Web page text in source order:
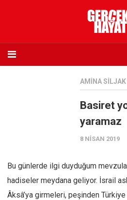
Abone olmak istiyorum
Sosyal Medya
AMINA SILJAK
Basiret
yaramaz
8 NISAN 2019
Bu günlerde ilgi duyduğum
hadiseler meydana geliyor. İsrail
Âksâ’ya girmeleri, peşinden